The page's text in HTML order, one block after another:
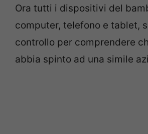
Ora tutti i dispositivi del
computer, telefono e tablet,
controllo per comprendere
abbia spinto ad una simile